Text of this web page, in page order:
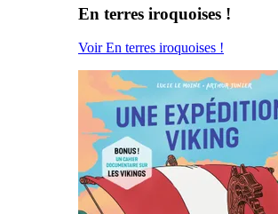
En terres iroquoises !
Voir En terres iroquoises !